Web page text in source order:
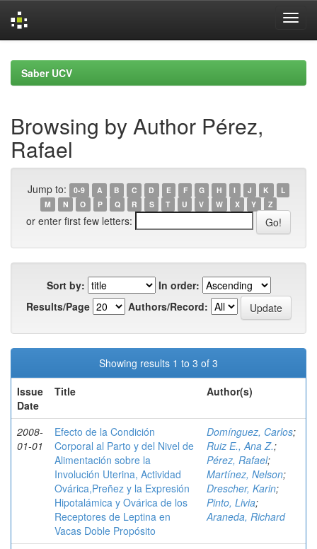
navigationSaber UCV
Browsing by Author Pérez,
Rafael
Jump to: 0-9 A B C D E F G H I J K
L
M
N O P Q R S T U V W X Y Z
or enter first few letters:
Sort by:
In order:
Results/Page
Authors/Record:
Showing results 1 to 3 of 3
Issue
Date
Title Author(s)
2008-
01-01
Efecto de la Condición
Corporal al Parto y del Nivel de
Alimentación sobre la
Involución Uterina, Actividad
Ovárica,Preñez y la Expresión
Hipotalámica y Ovárica de los
Receptores de Leptina en
Vacas Doble Propósito
Domínguez, Carlos;
Ruiz E., Ana Z.;
Pérez, Rafael;
Martínez, Nelson;
Drescher, Karin;
Pinto, Livia;
Araneda, Richard